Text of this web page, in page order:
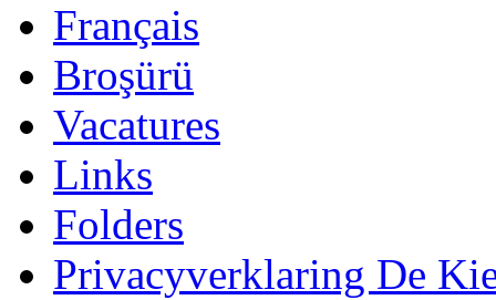
Français
Broşürü
Vacatures
Links
Folders
Privacyverklaring De